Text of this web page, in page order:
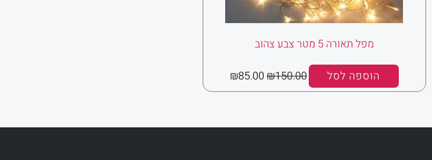
מפל תאורה 5 מטר צבע צהוב
הוספה לסל
₪150.00
₪85.00